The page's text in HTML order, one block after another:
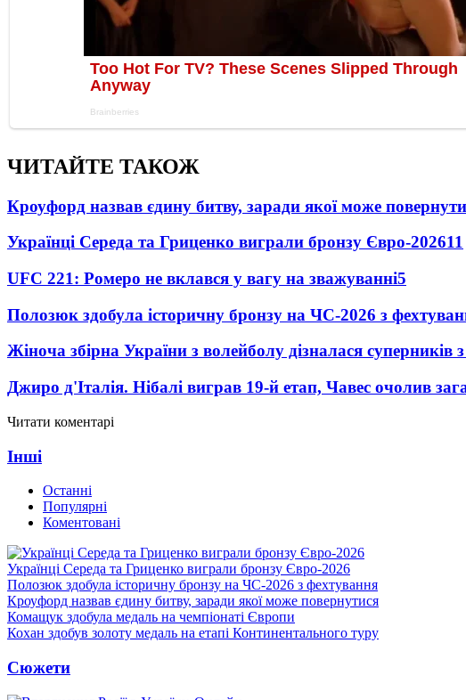
ЧИТАЙТЕ ТАКОЖ
Кроуфорд назвав єдину битву, заради якої може
Українці Середа та Гриценко виграли бронзу Євро-202611
UFC 221: Ромеро не вклався у вагу на зважуванні5
Полозюк здобула історичну бронзу на ЧС-2026 з
Жіноча збірна України з волейболу дізналася суперників
Джиро д'Італія. Нібалі виграв 19-й етап, Чавес очолив
Читати коментарі
Інші
Останні
Популярні
Коментовані
Українці Середа та Гриценко виграли бронзу Євро-2026
Полозюк здобула історичну бронзу на ЧС-2026 з фехтування
Кроуфорд назвав єдину битву, заради якої може повернутися
Комащук здобула медаль на чемпіонаті Європи
Кохан здобув золоту медаль на етапі Континентального туру
Сюжети